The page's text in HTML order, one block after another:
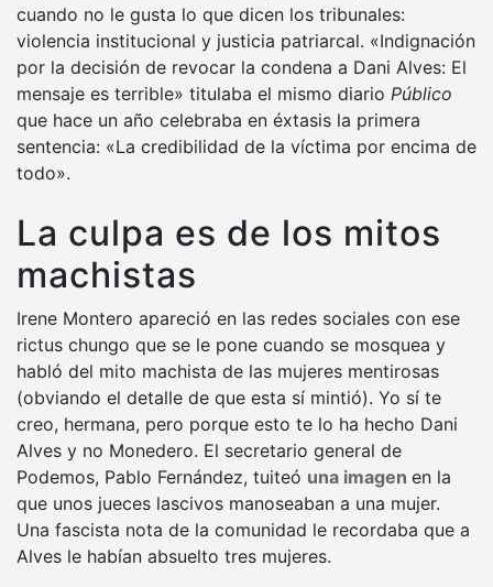
cuando no le gusta lo que dicen los tribunales:
violencia institucional y justicia patriarcal. «Indignación
por la decisión de revocar la condena a Dani Alves: El
mensaje es terrible» titulaba el mismo diario Público
que hace un año celebraba en éxtasis la primera
sentencia: «La credibilidad de la víctima por encima de
todo».
La culpa es de los mitos
machistas
Irene Montero apareció en las redes sociales con ese
rictus chungo que se le pone cuando se mosquea y
habló del mito machista de las mujeres mentirosas
(obviando el detalle de que esta sí mintió). Yo sí te
creo, hermana, pero porque esto te lo ha hecho Dani
Alves y no Monedero. El secretario general de
Podemos, Pablo Fernández, tuiteó una imagen en la
que unos jueces lascivos manoseaban a una mujer.
Una fascista nota de la comunidad le recordaba que a
Alves le habían absuelto tres mujeres.